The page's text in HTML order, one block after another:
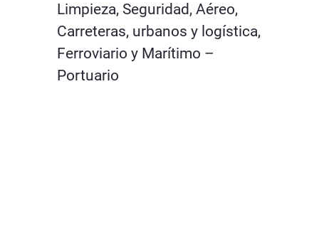
Limpieza, Seguridad, Aéreo,
Carreteras, urbanos y logística,
Ferroviario y Marítimo –
Portuario